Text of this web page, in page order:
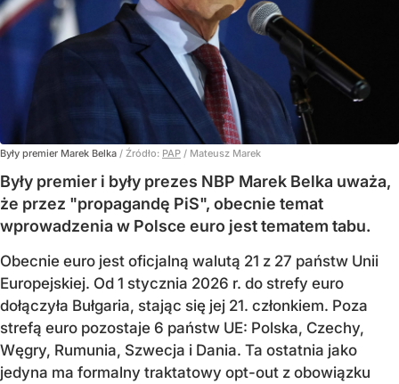
Były premier Marek Belka / Źródło: PAP / Mateusz Marek
Były premier i były prezes NBP Marek Belka uważa,
że przez "propagandę PiS", obecnie temat
wprowadzenia w Polsce euro jest tematem tabu.
Obecnie euro jest oficjalną walutą 21 z 27 państw Unii
Europejskiej. Od 1 stycznia 2026 r. do strefy euro
dołączyła Bułgaria, stając się jej 21. członkiem. Poza
strefą euro pozostaje 6 państw UE: Polska, Czechy,
Węgry, Rumunia, Szwecja i Dania. Ta ostatnia jako
jedyna ma formalny traktatowy opt-out z obowiązku